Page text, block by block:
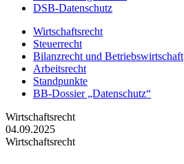
DSB-Datenschutz
Wirtschaftsrecht
Steuerrecht
Bilanzrecht und Betriebswirtschaft
Arbeitsrecht
Standpunkte
BB-Dossier „Datenschutz“
Wirtschaftsrecht
04.09.2025
Wirtschaftsrecht